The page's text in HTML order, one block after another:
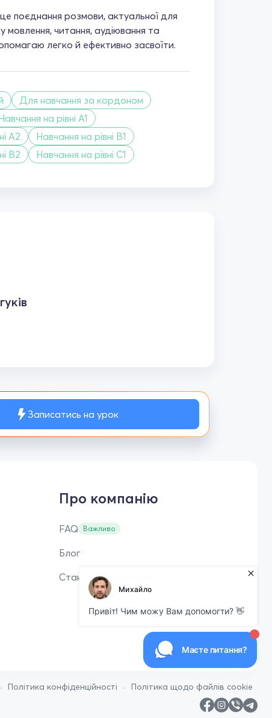
поєднання розмови, актуальної для
мовлення, читання, аудіювання та
легко й ефективно засвоїти.
Для навчання за кордоном
на рівні A1
A2
Навчання на рівні B1
B2
Навчання на рівні C1
Записатись на урок
Про компанію
FAQ Важливо
Блог
Стань репетитором
• Політика конфіденційності • Політика щодо файлів cookie